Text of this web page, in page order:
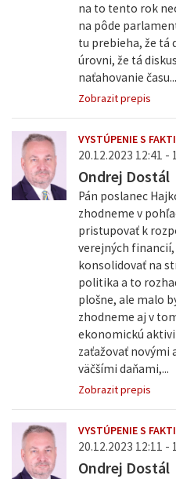
na to tento rok
na pôde
tu prebieha, že tá
úrovni, že tá
naťahovanie času...
Zobrazit prepis
VYSTÚPENIE S
20.12.2023 12:41 -
Ondrej Dostál
Pán poslanec
zhodneme v
pristupovať k
verejných
konsolidovať na
politika a to
plošne, ale malo
zhodneme aj v
ekonomickú
zaťažovať novými
väčšími daňami,...
Zobrazit prepis
VYSTÚPENIE S
20.12.2023 12:11 -
Ondrej Dostál